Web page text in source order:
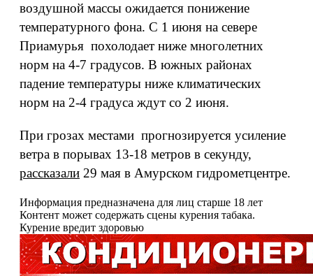
воздушной массы ожидается понижение
температурного фона. С 1 июня на севере
Приамурья похолодает ниже многолетних
норм на 4-7 градусов. В южных районах
падение температуры ниже климатических
норм на 2-4 градуса ждут со 2 июня.
При грозах местами прогнозируется усиление
ветра в порывах 13-18 метров в секунду,
рассказали 29 мая в Амурском гидрометцентре.
Информация предназначена для лиц старше 18 лет
Контент может содержать сцены курения табака.
Курение вредит здоровью